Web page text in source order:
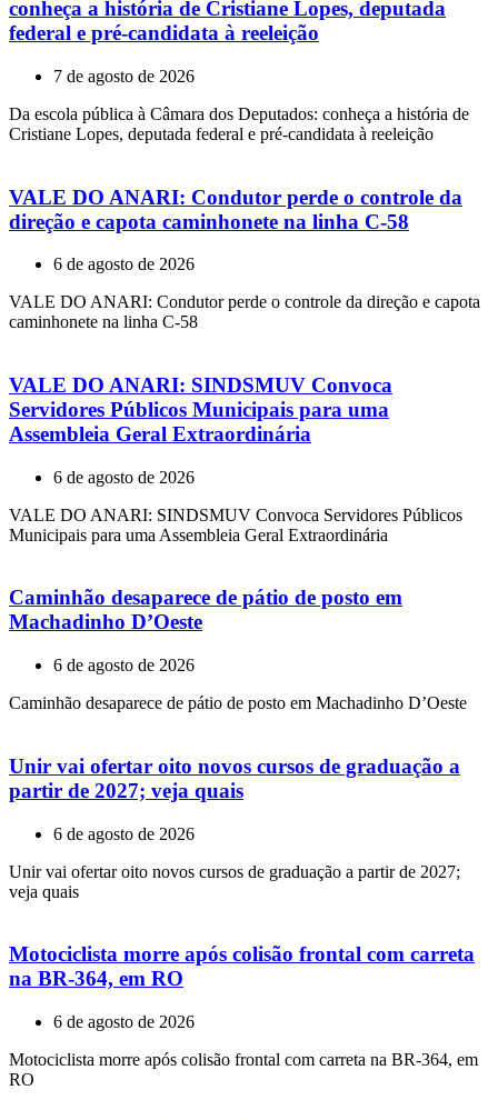
conheça a história de Cristiane Lopes, deputada
federal e pré-candidata à reeleição
7 de agosto de 2026
Da escola pública à Câmara dos Deputados: conheça a história de
Cristiane Lopes, deputada federal e pré-candidata à reeleição
VALE DO ANARI: Condutor perde o controle da
direção e capota caminhonete na linha C-58
6 de agosto de 2026
VALE DO ANARI: Condutor perde o controle da direção e capota
caminhonete na linha C-58
VALE DO ANARI: SINDSMUV Convoca
Servidores Públicos Municipais para uma
Assembleia Geral Extraordinária
6 de agosto de 2026
VALE DO ANARI: SINDSMUV Convoca Servidores Públicos
Municipais para uma Assembleia Geral Extraordinária
Caminhão desaparece de pátio de posto em
Machadinho D’Oeste
6 de agosto de 2026
Caminhão desaparece de pátio de posto em Machadinho D’Oeste
Unir vai ofertar oito novos cursos de graduação a
partir de 2027; veja quais
6 de agosto de 2026
Unir vai ofertar oito novos cursos de graduação a partir de 2027;
veja quais
Motociclista morre após colisão frontal com carreta
na BR-364, em RO
6 de agosto de 2026
Motociclista morre após colisão frontal com carreta na BR-364, em
RO